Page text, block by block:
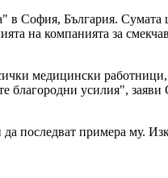
София, България. Сумата
на компанията за
медицински
благородни усилия",
последват примера му.